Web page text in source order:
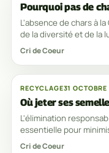
Pourquoi pas de
L'absence de chars à
de la diversité et de la
parfois des
Cri de Coeur
RECYCLAGE31
Où jeter ses
L'élimination
essentielle pour
en conservant les
Cri de Coeur